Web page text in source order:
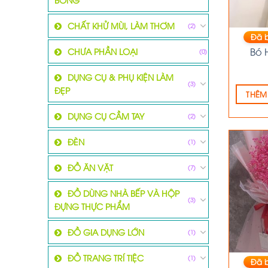
CHẤT KHỬ MÙI, LÀM THƠM (2)
CHƯA PHẦN LOẠI (0)
DỤNG CỤ & PHỤ KIỆN LÀM
ĐẸP
(3)
DỤNG CỤ CẦM TAY (2)
ĐÈN (1)
ĐỒ ĂN VẶT (7)
ĐỒ DÙNG NHÀ BẾP VÀ HỘP
ĐỰNG THỰC PHẨM
(3)
ĐỒ GIA DỤNG LỚN (1)
ĐỒ TRANG TRÍ TIỆC (1)
Bó
Đã
Đã